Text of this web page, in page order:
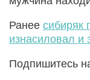
Ранее сибиряк
изнасиловал и
Подпишитесь